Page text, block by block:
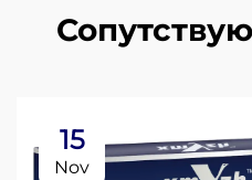
15
Nov